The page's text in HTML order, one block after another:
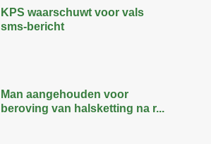
KPS waarschuwt voor vals
sms-bericht
Man aangehouden voor
beroving van halsketting na r...